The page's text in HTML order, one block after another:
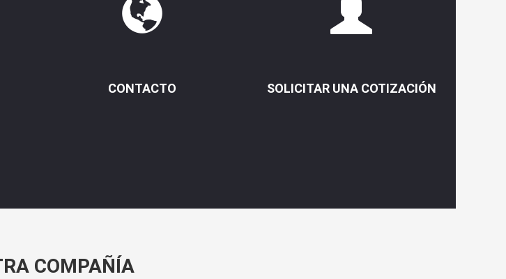
CONTACTO SOLICITAR UNA COTIZACIÓN
COMPAÑÍA